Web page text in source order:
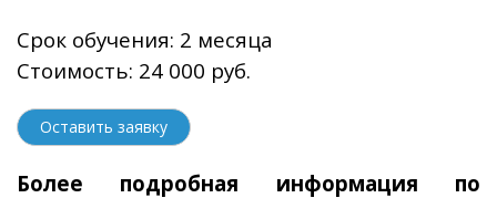
Срок обучения: 2 месяца
Стоимость: 24 000 руб.
Оставить заявку
Более подробная информация по